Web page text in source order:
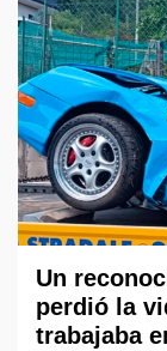
Un
perdió la
trabajaba